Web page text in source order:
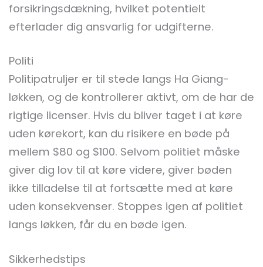
forsikringsdækning, hvilket potentielt
efterlader dig ansvarlig for udgifterne.
Politi
Politipatruljer er til stede langs Ha Giang-
løkken, og de kontrollerer aktivt, om de har de
rigtige licenser. Hvis du bliver taget i at køre
uden kørekort, kan du risikere en bøde på
mellem $80 og $100. Selvom politiet måske
giver dig lov til at køre videre, giver bøden
ikke tilladelse til at fortsætte med at køre
uden konsekvenser. Stoppes igen af politiet
langs løkken, får du en bøde igen.
Sikkerhedstips